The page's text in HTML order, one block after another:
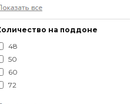
на поддоне
48
50
60
72